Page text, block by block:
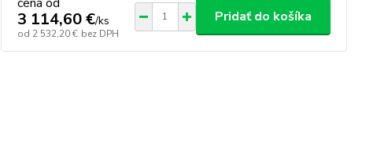
3 114,60 €/ks
od 2 532,20 € bez DPH
Pridať do košíka